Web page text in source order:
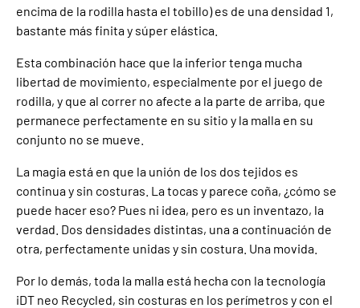
encima de la rodilla hasta el tobillo) es de una densidad 1,
bastante más finita y súper elástica.
Esta combinación hace que la inferior tenga mucha
libertad de movimiento, especialmente por el juego de
rodilla, y que al correr no afecte a la parte de arriba, que
permanece perfectamente en su sitio y la malla en su
conjunto no se mueve.
La magia está en que la unión de los dos tejidos es
continua y sin costuras. La tocas y parece coña, ¿cómo se
puede hacer eso? Pues ni idea, pero es un inventazo, la
verdad. Dos densidades distintas, una a continuación de
otra, perfectamente unidas y sin costura. Una movida.
Por lo demás, toda la malla está hecha con la tecnología
iDT neo Recycled, sin costuras en los perímetros y con el